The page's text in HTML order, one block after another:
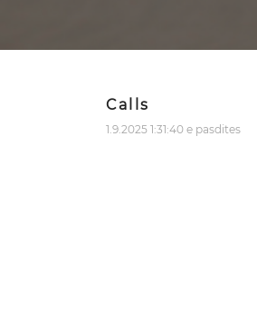
Calls
1.9.2025 1:31:40 e pasdites